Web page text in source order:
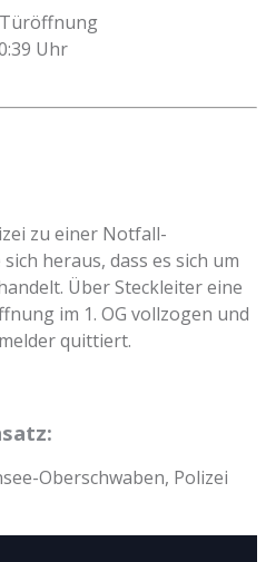
Uhr
zu einer Notfall-
heraus, dass es sich um
Über Steckleiter eine
im 1. OG vollzogen und
quittiert.
Oberschwaben, Polizei